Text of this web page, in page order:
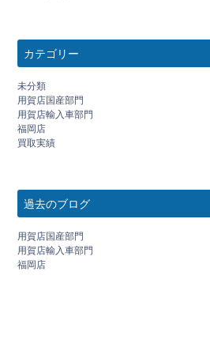
カテゴリー
未分類
用賀店国産部門
用賀店輸入車部門
福岡店
買取実績
過去のブログ
用賀店国産部門
用賀店輸入車部門
福岡店